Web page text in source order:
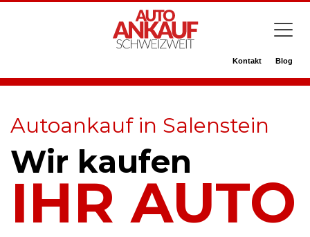
Kontakt Blog
Autoankauf in Salenstein
Wir kaufen
IHR AUTO